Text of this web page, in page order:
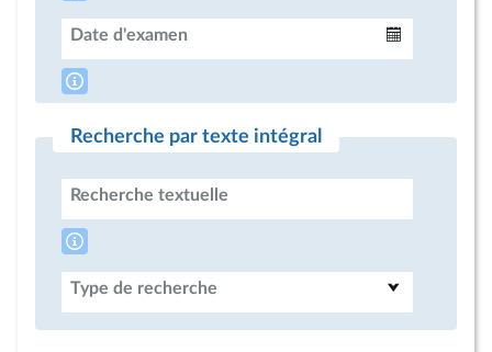
Date d'examen
Recherche par texte intégral
Recherche textuelle
Type de recherche